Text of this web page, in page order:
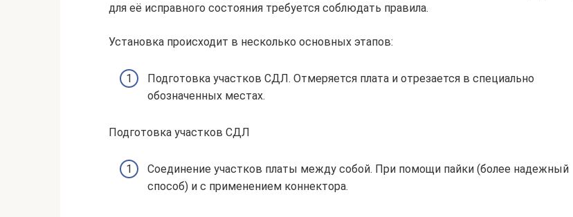
для её исправного состояния требуется соблюдать правила.
Установка происходит в несколько основных этапов:
Подготовка участков СДЛ. Отмеряется плата и отрезается в специально
обозначенных местах.
Подготовка участков СДЛ
Соединение участков платы между собой. При помощи пайки (более надежный
способ) и с применением коннектора.